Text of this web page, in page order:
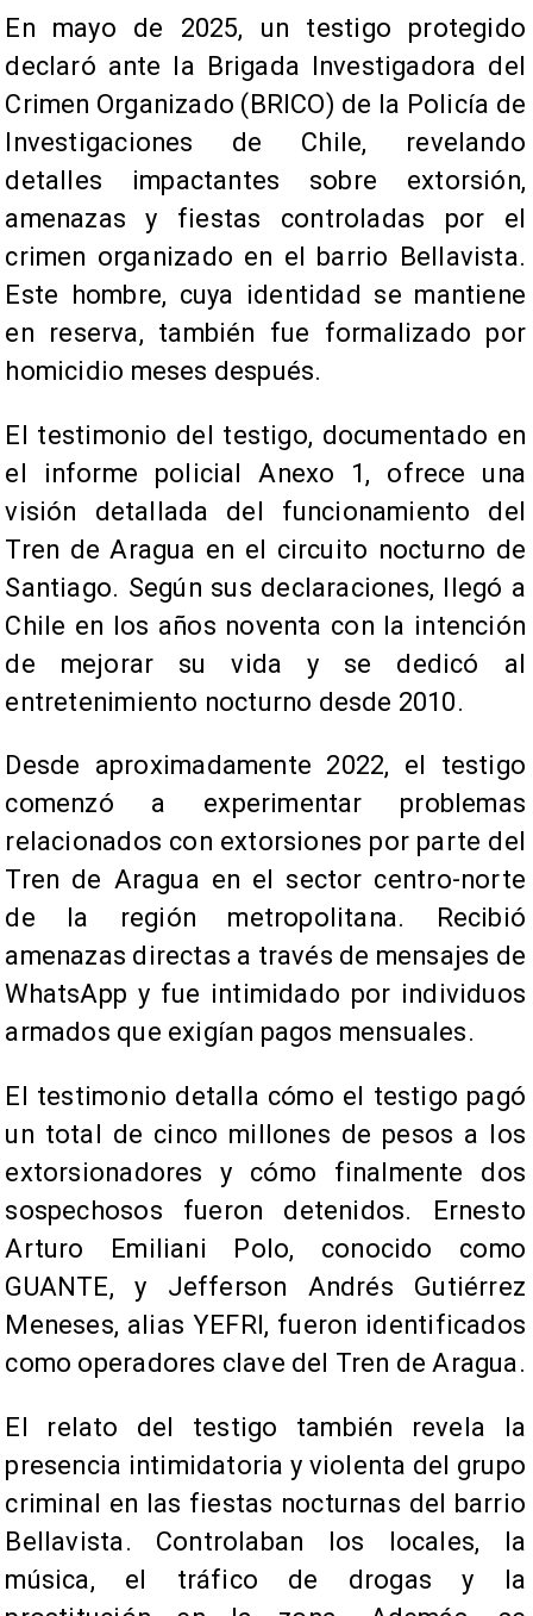
En mayo de 2025, un testigo protegido
declaró ante la Brigada Investigadora del
Crimen Organizado (BRICO) de la Policía de
Investigaciones de Chile, revelando
detalles impactantes sobre extorsión,
amenazas y fiestas controladas por el
crimen organizado en el barrio Bellavista.
Este hombre, cuya identidad se mantiene
en reserva, también fue formalizado por
homicidio meses después.
El testimonio del testigo, documentado en
el informe policial Anexo 1, ofrece una
visión detallada del funcionamiento del
Tren de Aragua en el circuito nocturno de
Santiago. Según sus declaraciones, llegó a
Chile en los años noventa con la intención
de mejorar su vida y se dedicó al
entretenimiento nocturno desde 2010.
Desde aproximadamente 2022, el testigo
comenzó a experimentar problemas
relacionados con extorsiones por parte del
Tren de Aragua en el sector centro-norte
de la región metropolitana. Recibió
amenazas directas a través de mensajes de
WhatsApp y fue intimidado por individuos
armados que exigían pagos mensuales.
El testimonio detalla cómo el testigo pagó
un total de cinco millones de pesos a los
extorsionadores y cómo finalmente dos
sospechosos fueron detenidos. Ernesto
Arturo Emiliani Polo, conocido como
GUANTE, y Jefferson Andrés Gutiérrez
Meneses, alias YEFRI, fueron identificados
como operadores clave del Tren de Aragua.
El relato del testigo también revela la
presencia intimidatoria y violenta del grupo
criminal en las fiestas nocturnas del barrio
Bellavista. Controlaban los locales, la
música, el tráfico de drogas y la